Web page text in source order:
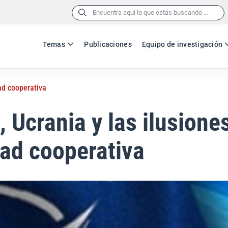
Buscar:
Temas Publicaciones Equipo de investigación
cooperativa
Ucrania y las
cooperativa